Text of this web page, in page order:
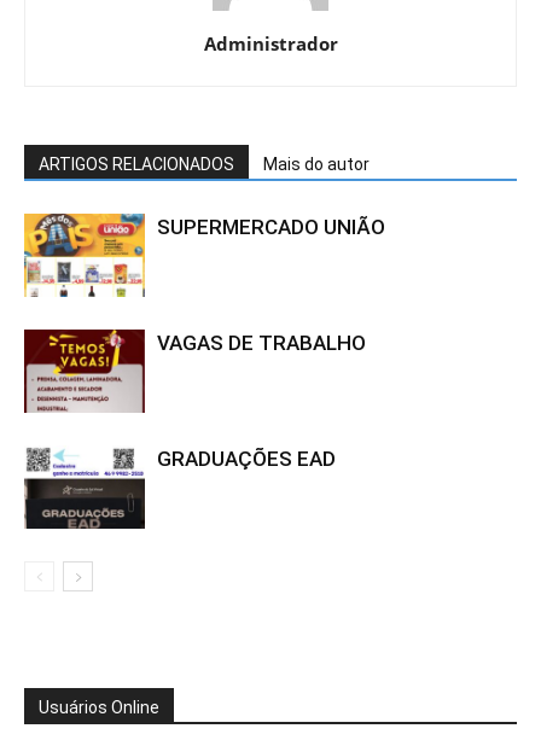
Administrador
ARTIGOS RELACIONADOS Mais do autor
SUPERMERCADO UNIÃO
VAGAS DE TRABALHO
GRADUAÇÕES EAD
Usuários Online